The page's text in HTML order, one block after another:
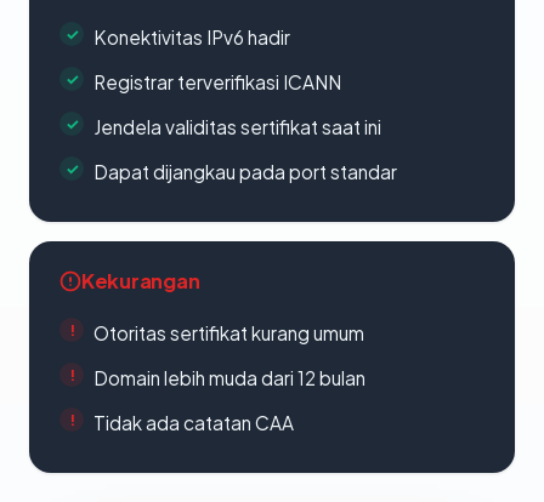
Konektivitas IPv6 hadir
Registrar terverifikasi ICANN
Jendela validitas sertifikat saat ini
Dapat dijangkau pada port standar
Kekurangan
Otoritas sertifikat kurang umum
Domain lebih muda dari 12 bulan
Tidak ada catatan CAA